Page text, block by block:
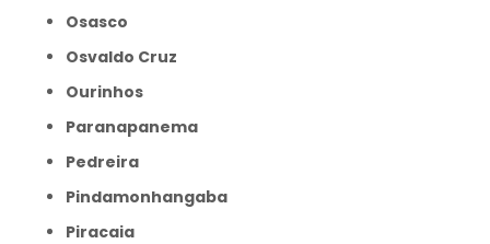
Osasco
Osvaldo Cruz
Ourinhos
Paranapanema
Pedreira
Pindamonhangaba
Piracaia